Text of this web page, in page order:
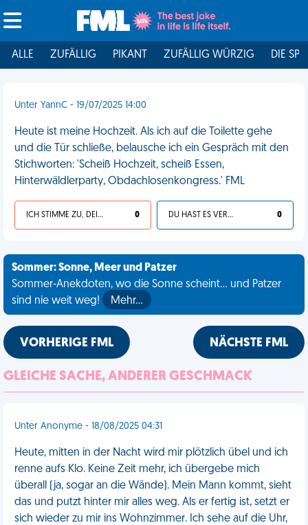
ALLE ZUFÄLLIG PIKANT ZUFÄLLIG WÜRZIG DIE
Unter YannC - 19/07/2025 14:00
Heute ist meine Hochzeit. Als ich auf die Toilette gehe
und die Tür schließe, belausche ich ein Gespräch mit den
Stichworten: 'Scheiß Hochzeit, scheiß Essen,
Hinterwäldlerparty, Obdachlosenkongress.' FML
ICH STIMME ZU, DEIN LEBEN IST SCHEISSE 0 DU HAST ES VERDIENT 0
Sommer: Sonne, Meer und Patzer
Sommer-Anekdoten, wo die Sonne scheint... und Patzer
sind nie weit weg!
Mehr…
VORHERIGE FML NÄCHSTE FML
GLEICHE SACHE, ANDERER GESCHMACK
Unter Anonyme - 18/08/2025 04:31
Heute, mitten in der Nacht wird mir plötzlich übel und ich
renne aufs Klo. Keine Zeit mehr, ich übergebe mich
überall (ja, sogar an die Wände). Mein Mann kommt, sieht
das und putzt hinter mir alles weg. Als er fertig ist, setzt er
sich wieder zu mir ins Wohnzimmer. Ich sehe auf die Uhr,